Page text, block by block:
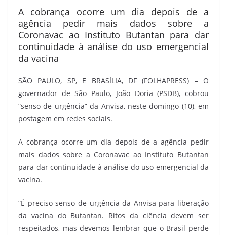
A cobrança ocorre um dia depois de a
agência pedir mais dados sobre a
Coronavac ao Instituto Butantan para dar
continuidade à análise do uso emergencial
da vacina
SÃO PAULO, SP, E BRASÍLIA, DF (FOLHAPRESS) – O
governador de São Paulo, João Doria (PSDB), cobrou
“senso de urgência” da Anvisa, neste domingo (10), em
postagem em redes sociais.
A cobrança ocorre um dia depois de a agência pedir
mais dados sobre a Coronavac ao Instituto Butantan
para dar continuidade à análise do uso emergencial da
vacina.
“É preciso senso de urgência da Anvisa para liberação
da vacina do Butantan. Ritos da ciência devem ser
respeitados, mas devemos lembrar que o Brasil perde